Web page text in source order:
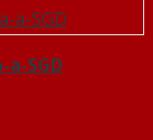
a-SGD